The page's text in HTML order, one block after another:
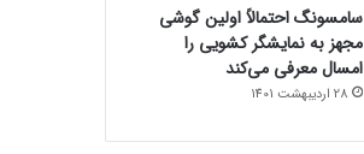
سامسونگ احتمالاً اولین گوشی
مجهز به نمایشگر کشویی را
امسال معرفی می‌کند
28 اردیبهشت 1401